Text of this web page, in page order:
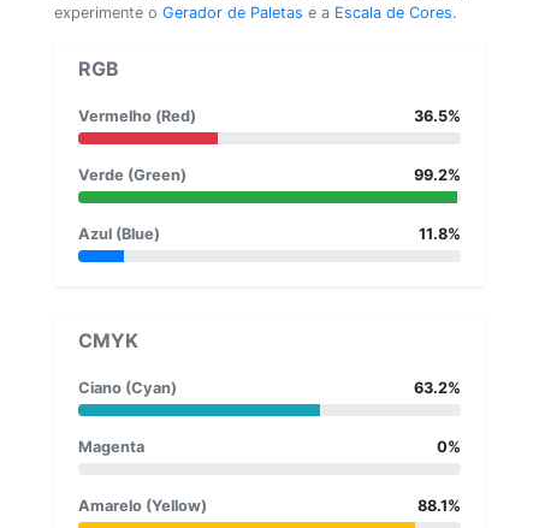
experimente o Gerador de Paletas e a Escala de Cores.
RGB
Vermelho (Red) 36.5%
Verde (Green) 99.2%
Azul (Blue) 11.8%
CMYK
Ciano (Cyan) 63.2%
Magenta 0%
Amarelo (Yellow) 88.1%